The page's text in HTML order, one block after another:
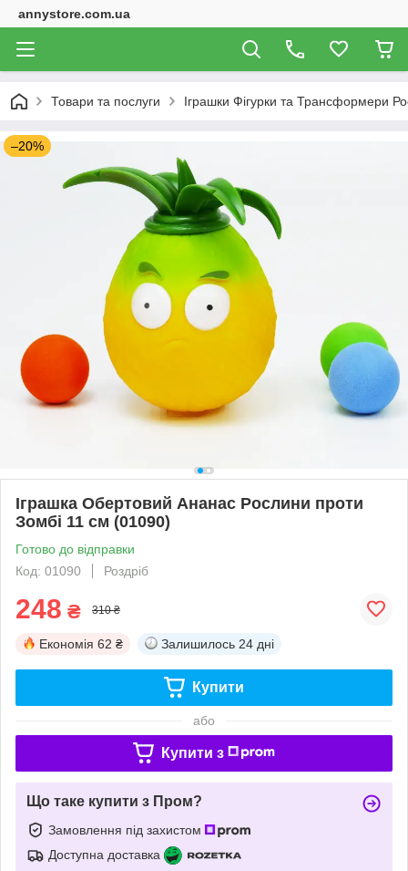
annystore.com.ua
Товари та послуги Іграшки Фігурки та Трансформери
–20%
Іграшка Обертовий Ананас Рослини проти
Зомбі 11 см (01090)
Готово до відправки
Код: 01090
Роздріб
248 ₴ 310 ₴
Економія 62 ₴ Залишилось 24 дні
Купити
або
Купити з
Що таке купити з Пром?
Замовлення під захистом
Доступна доставка